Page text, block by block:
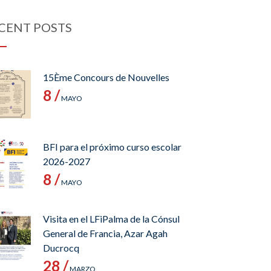
POSTS
15Ème Concours de Nouvelles
8 /MAYO
BFI para el próximo curso escolar
2026-2027
8 /MAYO
Visita en el LFiPalma de la Cónsul
General de Francia, Azar Agah
Ducrocq
28 /MARZO